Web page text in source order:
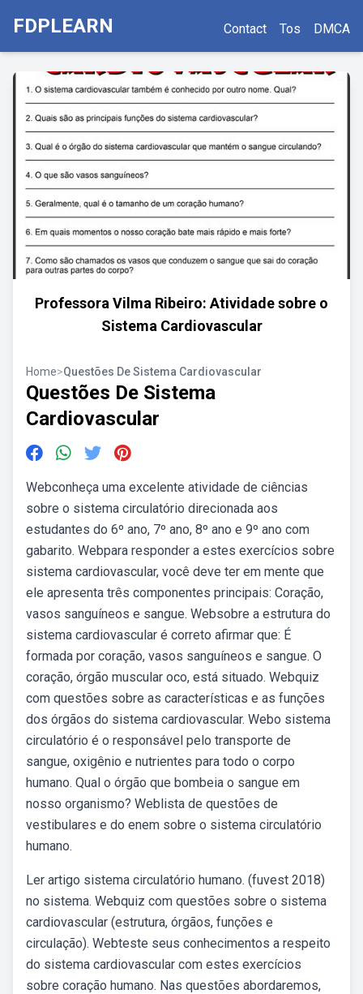
FDPLEARN Contact Tos DMCA
Professora Vilma Ribeiro: Atividade sobre o
Sistema Cardiovascular
Home>Questões De Sistema Cardiovascular
Questões De Sistema
Cardiovascular
Webconheça uma excelente atividade de ciências
sobre o sistema circulatório direcionada aos
estudantes do 6º ano, 7º ano, 8º ano e 9º ano com
gabarito. Webpara responder a estes exercícios sobre
sistema cardiovascular, você deve ter em mente que
ele apresenta três componentes principais: Coração,
vasos sanguíneos e sangue. Websobre a estrutura do
sistema cardiovascular é correto afirmar que: É
formada por coração, vasos sanguíneos e sangue. O
coração, órgão muscular oco, está situado. Webquiz
com questões sobre as características e as funções
dos órgãos do sistema cardiovascular. Webo sistema
circulatório é o responsável pelo transporte de
sangue, oxigênio e nutrientes para todo o corpo
humano. Qual o órgão que bombeia o sangue em
nosso organismo? Weblista de questões de
vestibulares e do enem sobre o sistema circulatório
humano.
Ler artigo sistema circulatório humano. (fuvest 2018)
no sistema. Webquiz com questões sobre o sistema
cardiovascular (estrutura, órgãos, funções e
circulação). Webteste seus conhecimentos a respeito
do sistema cardiovascular com estes exercícios
sobre coração humano. Nas questões abordaremos,